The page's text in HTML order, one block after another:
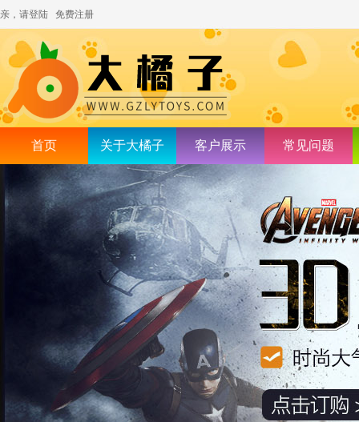
亲，请登陆 免费注册
首页 关于大橘子 客户展示 常见问题